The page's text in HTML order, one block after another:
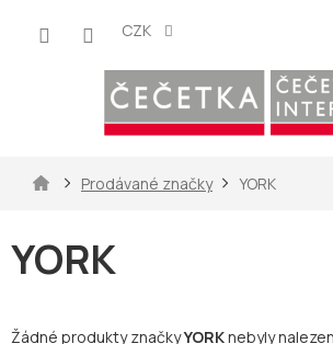
CZK
DomůProdávané značky YORK
YORK
Žádné produkty značkyYORKnebyly